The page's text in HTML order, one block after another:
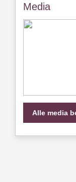
Media
Alle media